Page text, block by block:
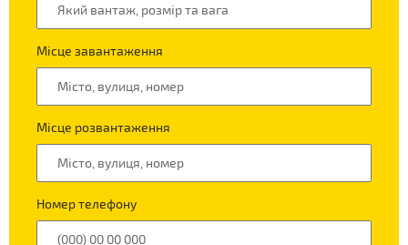
Місце завантаження
Місце розвантаження
Номер телефону